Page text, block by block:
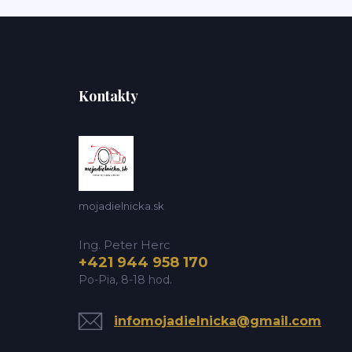
Kontakty
mojadielnicka.sk
Ing. Peter Herc
+421 944 958 170
Po-Pia, 8-18 hod.
infomojadielnicka@gmail.com